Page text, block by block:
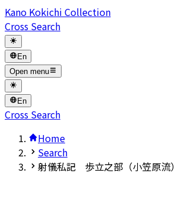
Kano Kokichi Collection
Cross Search
En
Open menu
En
Cross Search
Home
Search
射儀私記 歩立之部（小笠原流）